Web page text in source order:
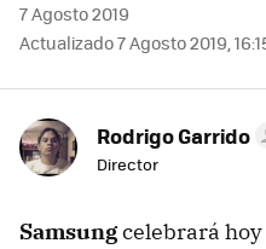
7 Agosto 2019
Actualizado 7 Agosto 2019,
Rodrigo Garrido
Director
Samsungcelebrará hoy